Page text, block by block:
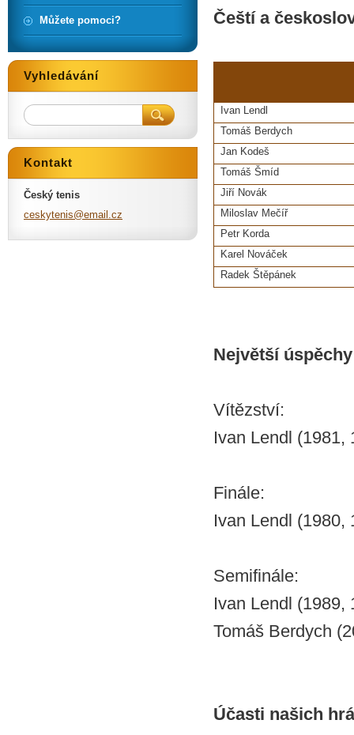
Čeští a
Ivan Lendl
Tomáš Berdych
Jan Kodeš
Tomáš Šmíd
Jiří Novák
Miloslav Mečíř
Petr Korda
Karel Nováček
Radek Štěpánek
Největší
Vítězství:
Ivan Lendl (1981,
Finále:
Ivan Lendl (1980,
Semifinále:
Ivan Lendl (1989,
Tomáš Berdych
Účasti našich
Můžete pomoci?
Vyhledávání
Kontakt
Český tenis
ceskytenis@email .cz